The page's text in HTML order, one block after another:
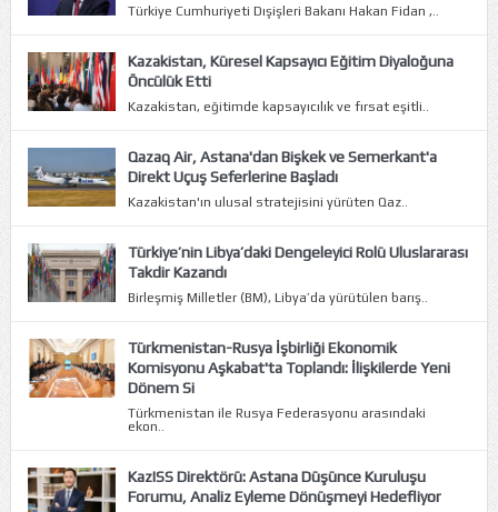
Türkiye Cumhuriyeti Dışişleri Bakanı Hakan Fidan ,..
Kazakistan, Küresel Kapsayıcı Eğitim Diyaloğuna
Öncülük Etti
Kazakistan, eğitimde kapsayıcılık ve fırsat eşitli..
Qazaq Air, Astana'dan Bişkek ve Semerkant'a
Direkt Uçuş Seferlerine Başladı
Kazakistan'ın ulusal stratejisini yürüten Qaz..
Türkiye’nin Libya’daki Dengeleyici Rolü Uluslararası
Takdir Kazandı
Birleşmiş Milletler (BM), Libya’da yürütülen barış..
Türkmenistan-Rusya İşbirliği Ekonomik
Komisyonu Aşkabat'ta Toplandı: İlişkilerde Yeni
Dönem Si
Türkmenistan ile Rusya Federasyonu arasındaki
ekon..
KazISS Direktörü: Astana Düşünce Kuruluşu
Forumu, Analiz Eyleme Dönüşmeyi Hedefliyor